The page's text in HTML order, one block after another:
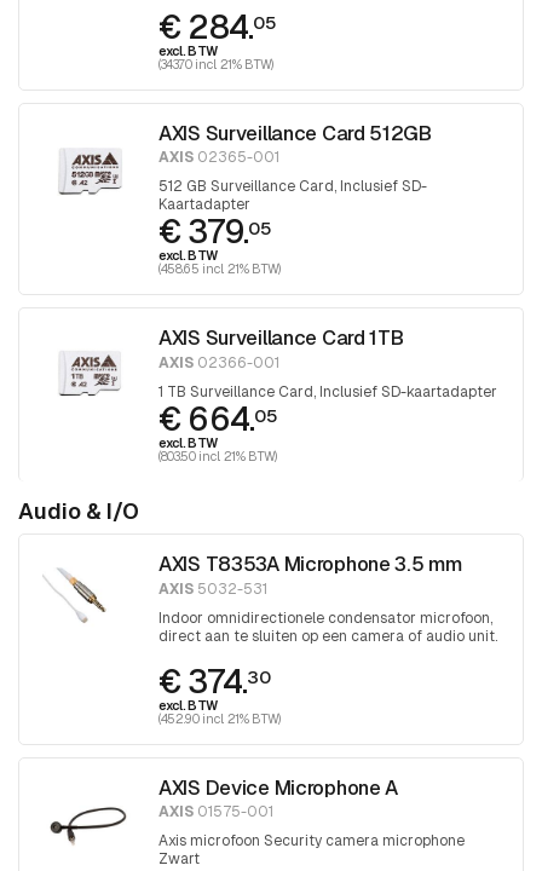
€ 284.05
excl. BTW
(343.70 incl. 21% BTW)
AXIS Surveillance Card 512GB
AXIS 02365-001
512 GB Surveillance Card, Inclusief SD-
Kaartadapter
€ 379.05
excl. BTW
(458.65 incl. 21% BTW)
AXIS Surveillance Card 1TB
AXIS 02366-001
1 TB Surveillance Card, Inclusief SD-kaartadapter
€ 664.05
excl. BTW
(803.50 incl. 21% BTW)
Audio & I/O
AXIS T8353A Microphone 3.5 mm
AXIS 5032-531
Indoor omnidirectionele condensator microfoon,
direct aan te sluiten op een camera of audio unit.
€ 374.30
excl. BTW
(452.90 incl. 21% BTW)
AXIS Device Microphone A
AXIS 01575-001
Axis microfoon Security camera microphone
Zwart